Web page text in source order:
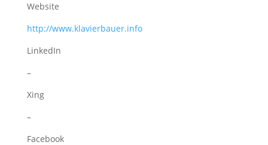
Website
http://www.klavierbauer.info
LinkedIn
–
Xing
–
Facebook